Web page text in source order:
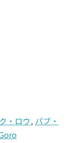
・ロウ, パブ・